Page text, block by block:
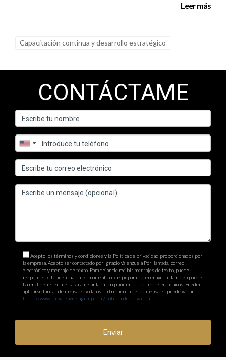
Leer más
Capacitación continua y desarrollo estratégico
CONTÁCTAME
Acepto los términos y condiciones y la Política de privacidad proporcionados por
la empresa. Acepto ser contactado por Ignacio Valenzuela Por llamada, correo
electrónico y mensaje de texto. Para dejar de recibir mensajes de texto, puede
responder «stop» en cualquier momento o «help» para obtener ayuda. También puede
hacer clic en el enlace para cancelar la suscripción en los correos electrónicos. Pueden
aplicarse tarifas de mensajes y datos. La frecuencia de los mensajes puede variar.
https://www.thevalenzuelagroup.com/politica-de-privacidad
Enviar